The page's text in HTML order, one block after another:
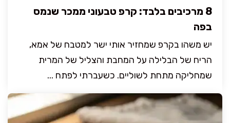
8 מרכיבים בלבד: קרפ טבעוני ממכר שנמס
בפה
יש משהו בקרפ שמחזיר אותי ישר למטבח של אמא,
הריח של הבלילה על המחבת והצליל של המרית
שמחליקה מתחת לשוליים. כשעברתי לפתח ...